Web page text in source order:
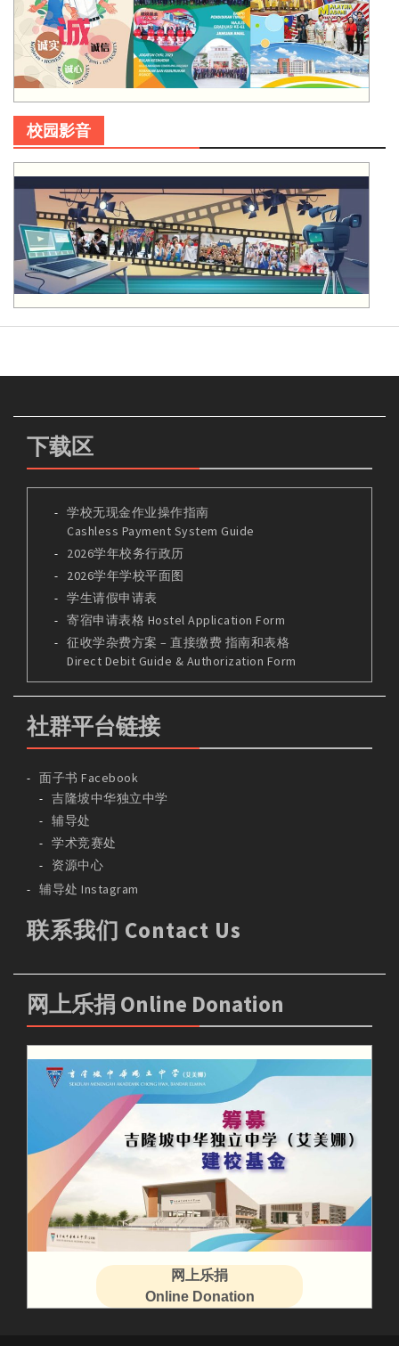
校园影音
下载区
学校无现金作业操作指南
Cashless Payment System Guide
2026学年校务行政历
2026学年学校平面图
学生请假申请表
寄宿申请表格 Hostel Application Form
征收学杂费方案 – 直接缴费 指南和表格
Direct Debit Guide & Authorization Form
社群平台链接
面子书 Facebook
吉隆坡中华独立中学
辅导处
学术竞赛处
资源中心
辅导处 Instagram
联系我们 Contact Us
网上乐捐 Online Donation
网上乐捐
Online Donation